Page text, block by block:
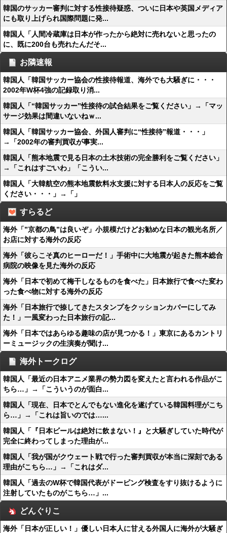
韓国のサッカー審判に対する性接待疑惑、ついに日本や英国メディア
にも取り上げられ国際問題に発...
韓国人「人間冷蔵庫は日本が作ったから絶対に売れないと思ったの
に、既に200台も売れたんだそ...
お隣速報
韓国人「韓国サッカー協会の性接待報道、海外でも大騒ぎに・・・
2002年W杯4強の記録取り消...
韓国人「“韓国サッカー”性接待の試合結果をご覧ください」→「マッ
サージ効果は間違いないねｗ...
韓国人「韓国サッカー協会、外国人審判に“性接待”報道・・・」
→「2002年の審判買収が事実...
韓国人「熊本地震で見る日本の土木技術の完全勝利をご覧ください」
→「これはすごいわ」「こうい...
韓国人「大韓航空の熊本地震飲料水支援に対する日本人の反応をご覧
ください・・・」→「」
すらるど
海外「”京都の鳥”は良いぞ」小規模だけどお勧めな日本の観光名所／
お店に対する海外の反応
海外「彼らこそ真のヒーローだ！」手術中に大地震が起きた熊本総合
病院の映像を見た海外の反応
海外「日本で初めて梅干しなるものを食べた」日本旅行で食べた変わ
った食べ物に対する海外の反応
海外「日本旅行で捺してきたスタンプをクッションカバーにしてみ
た！」一風変わった日本旅行の記...
海外「日本ではあらゆる趣味の店が見つかる！」東京にあるカントリ
ーミュージックの生演奏が聞け...
海外トークログ
韓国人「最近の日本アニメ業界の勢力図を変えたと言われる作品がこ
ちら…」→「こういうのが面白...
韓国人「現在、日本でとんでもない進化を遂げている韓国料理がこち
ら…」→「これは旨いのでは…...
韓国人「『日本ビールは絶対に飲まない！』と大騒ぎしていた時代が
完全に終わってしまった理由が...
韓国人「我が国がクウェート戦で行った審判買収が本当に深刻である
理由がこちら…」→「これはダ...
韓国人「過去のW杯で韓国代表がドーピング検査をすり抜けるように
注射していたものがこちら…」...
どんぐりこ
海外「日本が正しい！」優しい日本人に甘える外国人に海外が大騒ぎ